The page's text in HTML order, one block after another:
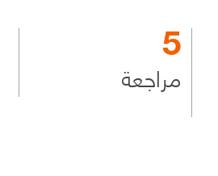
5
مراجعة